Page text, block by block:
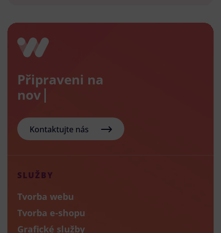
Připraveni na
nový e-s
Kontaktujte nás
SLUŽBY
Tvorba webu
Tvorba e-shopu
Grafické služby